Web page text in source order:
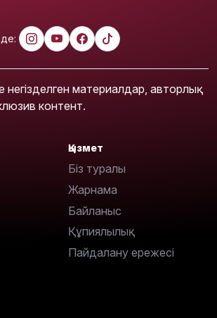
негізделген материалдар, авторлық
контент.
Қызмет
Біз туралы
Жарнама
Байланыс
Құпиялылық
Пайдалану ережесі